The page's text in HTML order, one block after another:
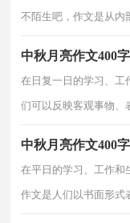
不陌生吧，作文是从内
人所理解的外部语言形
中秋月亮作文400
在日复一日的学习、工
们可以反映客观事物、
篇，欢迎阅读，希
中秋月亮作文400
在平日的学习、工作和
作文是人们以书面形式